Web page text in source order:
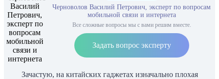
Черноволов Василий Петрович, эксперт по вопросам
мобильной связи и интернета
Все сложные вопросы мы с вами решим вместе.
Задать вопрос эксперту
Зачастую, на китайских гаджетах изначально плохая